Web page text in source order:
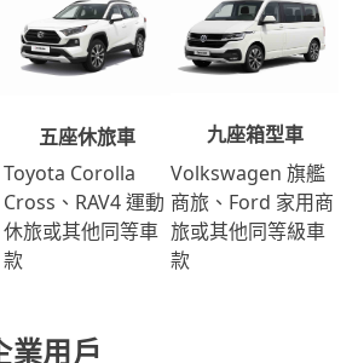
五座休旅車
Toyota Corolla
Cross、RAV4 運動
休旅或其他同等車
款
九座箱型車
Volkswagen 旗艦
商旅、Ford 家用商
旅或其他同等級車
款
業用戶